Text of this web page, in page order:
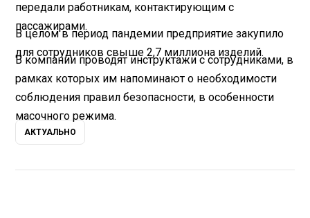
передали работникам, контактирующим с
пассажирами.
В целом в период пандемии предприятие закупило
для сотрудников свыше 2,7 миллиона изделий.
В компании проводят инструктажи с сотрудниками, в
рамках которых им напоминают о необходимости
соблюдения правил безопасности, в особенности
масочного режима.
АКТУАЛЬНО